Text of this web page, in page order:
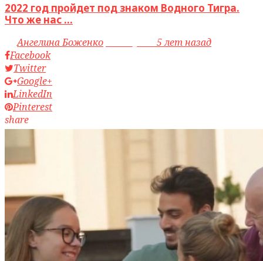
2022 год пройдет под знаком Водного Тигра.
Что же нас ...
byАнгелина Боженко
5 лет назад
Facebook
Twitter
Google+
LinkedIn
Pinterest
share